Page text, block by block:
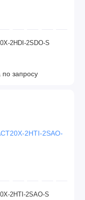
2HDI-2SDO-S
запросу
2HTI-2SAO-S